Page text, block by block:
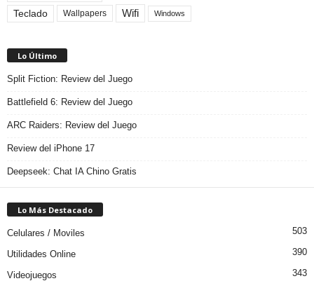
Teclado Wallpapers Wifi Windows
Lo Último
Split Fiction: Review del Juego
Battlefield 6: Review del Juego
ARC Raiders: Review del Juego
Review del iPhone 17
Deepseek: Chat IA Chino Gratis
Lo Más Destacado
Celulares / Moviles 503
Utilidades Online 390
Videojuegos 343